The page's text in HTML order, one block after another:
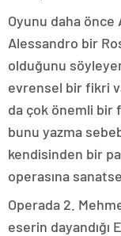
Oyunu daha önce
Alessandro bir
olduğunu
evrensel bir fikri
da çok önemli bir
bunu yazma
kendisinden bir
operasına
Operada 2.
eserin dayandığı